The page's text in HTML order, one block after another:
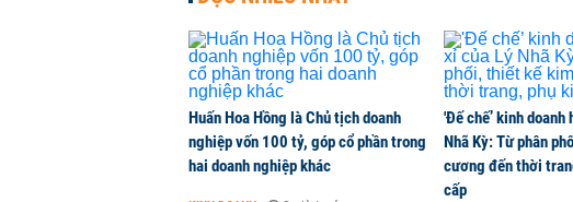
Huấn Hoa Hồng là Chủ tịch doanh
nghiệp vốn 100 tỷ, góp cổ phần trong
hai doanh nghiệp khác
'Đế chế’ kinh doanh
Nhã Kỳ: Từ phân
cương đến thời
cấp